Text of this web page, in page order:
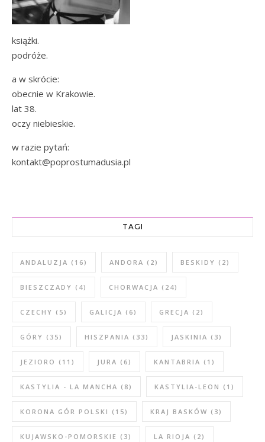
książki.
podróże.
a w skrócie:
obecnie w Krakowie.
lat 38.
oczy niebieskie.
w razie pytań:
kontakt@poprostumadusia.pl
TAGI
ANDALUZJA (16) ANDORA (2) BESKIDY (2)
BIESZCZADY (4) CHORWACJA (24)
CZECHY (5) GALICJA (6) GRECJA (2)
GÓRY (35) HISZPANIA (33) JASKINIA (3)
JEZIORO (11) JURA (6) KANTABRIA (1)
KASTYLIA - LA MANCHA (8) KASTYLIA-LEON (1)
KORONA GÓR POLSKI (15) KRAJ BASKÓW (3)
KUJAWSKO-POMORSKIE (3) LA RIOJA (2)